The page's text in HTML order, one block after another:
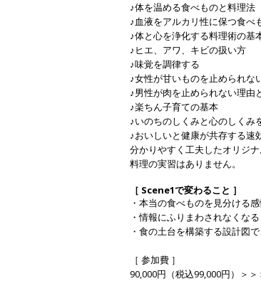
♪体を温める食べものと料理法
♪血液をアルカリ性に保つ食べ
♪体と心を浄化する料理術の基
♪ヒエ、アワ、キビの扱い方
♪味覚を調律する
♪女性が甘いものを止められな
♪男性が肉を止められない理由
♪楽ちん子育ての基本
♪いのちのしくみと心のしくみ
♪おいしいと健康が共存する速
分かりやすく工夫したオリジ
料理の実習はありません。
［ Scene1で変わること ］
・本当の食べものを見分ける感
・情報にふりまわされなくなる
・食の土台を構築する設計図
［ 参加費 ］
90,000円（税込99,000円）＞＞